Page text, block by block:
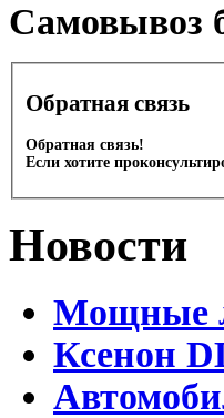
Cамовывоз
Обратная связь
Обратная связь!
Если хотите
Новости
Мощные
Ксенон